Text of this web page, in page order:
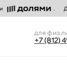
для
+7 (812)